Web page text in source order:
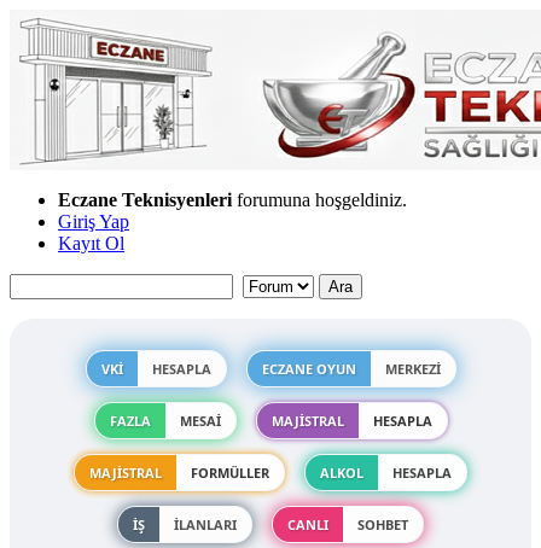
Eczane Teknisyenleri forumuna hoşgeldiniz.
Giriş Yap
Kayıt Ol
VKİ HESAPLA ECZANE OYUN MERKEZİ
FAZLA MESAİ MAJİSTRAL HESAPLA
MAJİSTRAL FORMÜLLER ALKOL HESAPLA
İŞ İLANLARI CANLI SOHBET